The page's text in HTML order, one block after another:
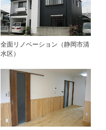
全面リノベーション（静岡市清
水区）